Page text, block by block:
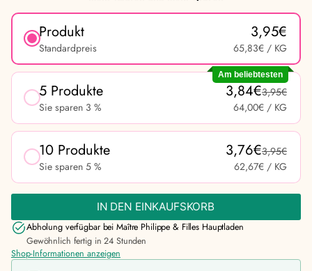
Produkt
Standardpreis
3,95€
65,83€ / KG
Am beliebtesten
5 Produkte
Sie sparen 3 %
3,84€3,95€
64,00€ / KG
10 Produkte
Sie sparen 5 %
3,76€3,95€
62,67€ / KG
IN DEN EINKAUFSKORB
Abholung verfügbar beiMaître Philippe & Filles Hauptladen
Gewöhnlich fertig in 24 Stunden
Shop-Informationen anzeigen